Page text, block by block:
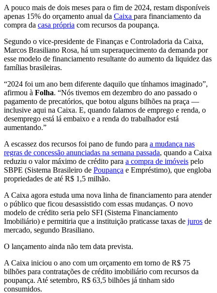
A pouco mais de dois meses para o fim de 2024, restam disponíveis
apenas 15% do orçamento anual da Caixa para financiamento da
compra da casa própria com recursos da poupança.
Segundo o vice-presidente de Finanças e Controladoria da Caixa,
Marcos Brasiliano Rosa, há um superaquecimento da demanda por
esse modelo de financiamento resultante do aumento da liquidez das
famílias brasileiras.
“2024 foi um ano bem diferente daquilo que tínhamos imaginado”,
afirmou à Folha. “Nós tivemos em dezembro do ano passado o
pagamento de precatórios, que botou alguns bilhões na praça —
inclusive aqui na Caixa. E, quando falamos de emprego e renda, o
desemprego está lá embaixo e a renda do trabalhador está
aumentando.”
A escassez dos recursos foi pano de fundo para a mudança nas
regras de concessão anunciadas na semana passada, quando a Caixa
reduziu o valor máximo de crédito para a compra de imóveis pelo
SBPE (Sistema Brasileiro de Poupança e Empréstimo), que engloba
propriedades de até R$ 1,5 milhão.
A Caixa agora estuda uma nova linha de financiamento para atender
o público que ficou desassistido com essas mudanças. O novo
modelo de crédito seria pelo SFI (Sistema Financiamento
Imobiliário) e permitiria que a instituição praticasse taxas de juros de
mercado, segundo Brasiliano.
O lançamento ainda não tem data prevista.
A Caixa iniciou o ano com um orçamento em torno de R$ 75
bilhões para contratações de crédito imobiliário com recursos da
poupança. Até setembro, R$ 63,5 bilhões já tinham sido
consumidos.